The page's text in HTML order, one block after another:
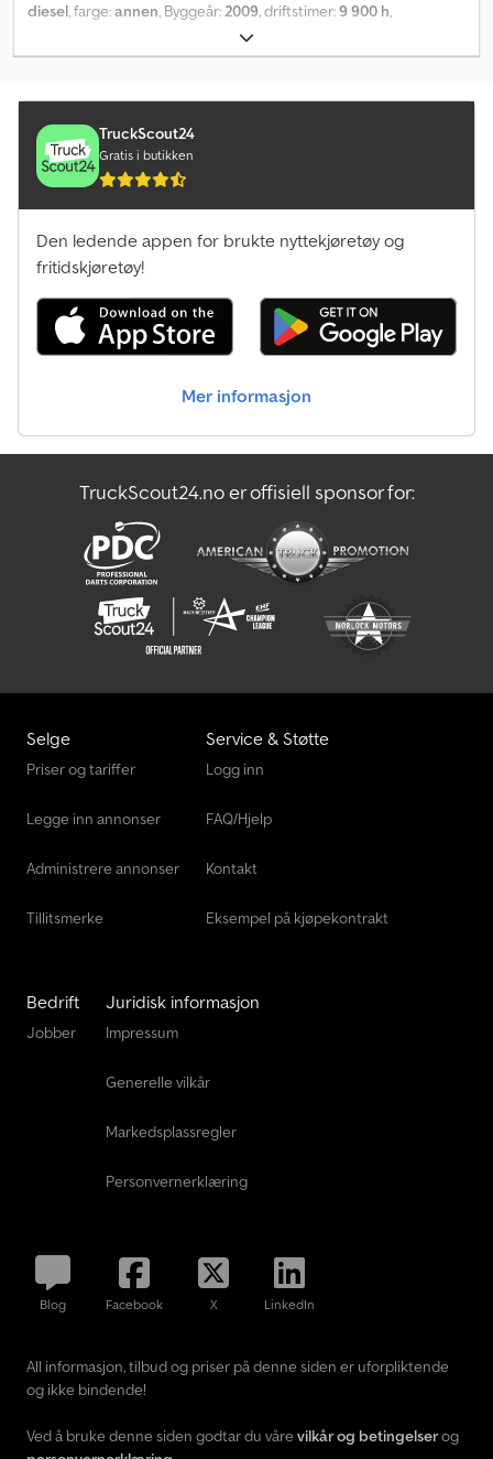
diesel, farge:annen, Byggeår:2009, driftstimer:9 900 h,
TruckScout24
Gratis i butikken
Den ledende appen for brukte nyttekjøretøy og
fritidskjøretøy!
Mer informasjon
TruckScout24.no er offisiell sponsor for:
Selge
Priser og tariffer
Legge inn annonser
Administrere annonser
Tillitsmerke
Service & Støtte
Logg inn
FAQ/Hjelp
Kontakt
Eksempel på kjøpekontrakt
Bedrift
Jobber
Juridisk informasjon
Impressum
Generelle vilkår
Markedsplassregler
Personvernerklæring
Blog Facebook X LinkedIn
All informasjon, tilbud og priser på denne siden er uforpliktende
og ikke bindende!
Ved å bruke denne siden godtar du våre vilkår og betingelserog